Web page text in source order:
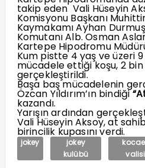
takip eden Vali Hüseyin
Komisyonu Başkanı
Kaymakamı Ayhan
Komutanı Alb. Osman
Kartepe Hipodromu
Kum pistte 4 yaş ve üzeri
mücadele ettiği koşu, 2
gerçekleştirildi.
Başa baş mücadelenin
Özcan Yıldırım’ın bindiği
kazandı.
Yarışın ardından
Vali Hüseyin Aksoy, at
birincilik kupasını verdi.
jokey
jokey
kulübü
valisi